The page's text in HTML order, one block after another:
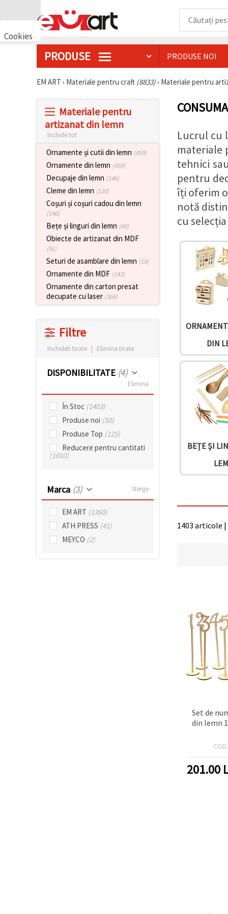
Cookies
PRODUSE PRODUSE NOI
EM ART › Materiale pentru craft (8833)› Materiale pentru
Materiale pentru
artizanat din lemn
Inchide tot
Ornamente și cutii din lemn (459)
Ornamente din lemn (459)
Decupaje din lemn (146)
Cleme din lemn (120)
Coșuri și coșuri cadou din lemn
(146)
Bețe și linguri din lemn (69)
Obiecte de artizanat din MDF
(91)
Seturi de asamblare din lemn (19)
Ornamente din MDF (143)
Ornamente din carton presat
decupate cu laser (366)
Filtre
Inchideti toate | Elimina toate
DISPONIBILITATE (4)
Elimina
În Stoc (1403)
Produse noi (50)
Produse Top (125)
Reducere pentru cantitati
(1010)
Marca (3) Sterge
EM ART (1360)
ATH PRESS (41)
MEYCO (2)
Lucrul cu
materiale
tehnici
pentru
îți oferim
notă
cu
DIN
BEȚE ȘI
1403 articole
Set de
din lemn
COD:
201.00